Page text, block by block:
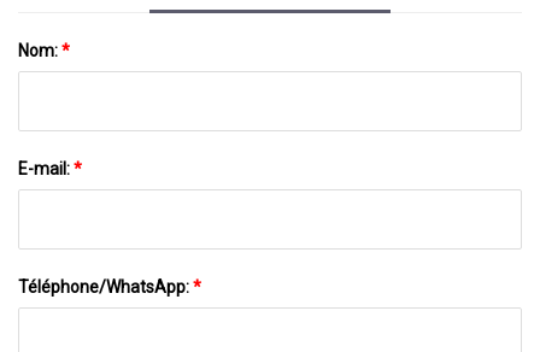
Nom:*
E-mail:*
Téléphone/WhatsApp:*